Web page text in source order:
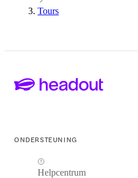
Tours
ONDERSTEUNING
Helpcentrum